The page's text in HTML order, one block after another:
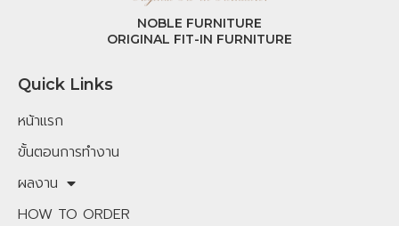
NOBLE FURNITURE
ORIGINAL FIT-IN FURNITURE
Quick Links
หน้าแรก
ขั้นตอนการทำงาน
ผลงาน
HOW TO ORDER